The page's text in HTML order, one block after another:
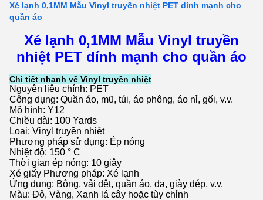
Xé lạnh 0,1MM Mẫu Vinyl truyền nhiệt PET dính mạnh cho
quần áo
Xé lạnh 0,1MM Mẫu Vinyl truyền
nhiệt PET dính mạnh cho quần áo
Chi tiết nhanh về Vinyl truyền nhiệt
Nguyên liệu chính: PET
Công dụng: Quần áo, mũ, túi, áo phông, áo nỉ, gối, v.v.
Mô hình: Y12
Chiều dài: 100 Yards
Loại: Vinyl truyền nhiệt
Phương pháp sử dụng: Ép nóng
Nhiệt độ: 150 ° C
Thời gian ép nóng: 10 giây
Xé giấy Phương pháp: Xé lạnh
Ứng dụng: Bông, vải dệt, quần áo, da, giày dép, v.v.
Màu: Đỏ, Vàng, Xanh lá cây hoặc tùy chỉnh